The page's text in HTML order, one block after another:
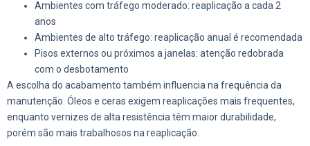
Ambientes com tráfego moderado: reaplicação a cada 2
anos
Ambientes de alto tráfego: reaplicação anual é recomendada
Pisos externos ou próximos a janelas: atenção redobrada
com o desbotamento
A escolha do acabamento também influencia na frequência da
manutenção. Óleos e ceras exigem reaplicações mais frequentes,
enquanto vernizes de alta resistência têm maior durabilidade,
porém são mais trabalhosos na reaplicação.